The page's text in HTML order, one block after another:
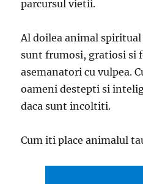
parcursul vietii.
Al doilea animal spiritual
sunt frumosi, gratiosi si
asemanatori cu vulpea.
oameni destepti si
daca sunt incoltiti.
Cum iti place animalul